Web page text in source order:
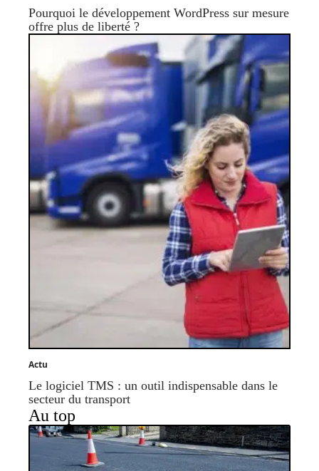
Pourquoi le développement WordPress sur mesure
offre plus de liberté ?
Actu
Le logiciel TMS : un outil indispensable dans le
secteur du transport
Au top